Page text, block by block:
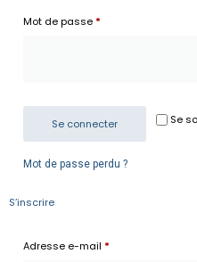
Mot de passe *
Se
Se connecter
Mot de passe perdu ?
S’inscrire
Adresse e-mail *